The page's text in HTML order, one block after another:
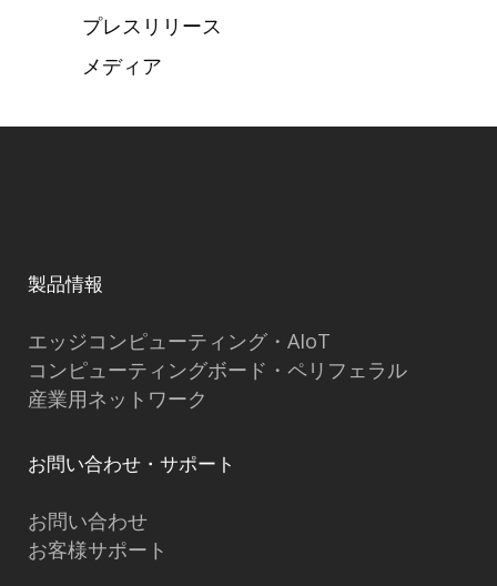
プレスリリース
メディア
製品情報
エッジコンピューティング・AIoT
コンピューティングボード・ペリフェラル
産業用ネットワーク
お問い合わせ・サポート
お問い合わせ
お客様サポート